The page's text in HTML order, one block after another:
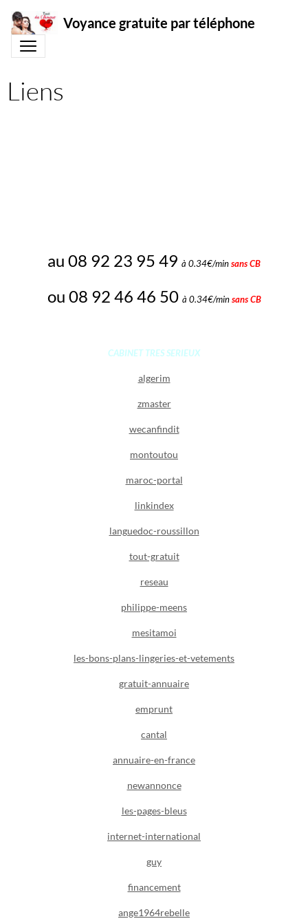
Voyance gratuite par téléphone
Liens
au 08 92 23 95 49 à 0.34€/minsans CB
ou 08 92 46 46 50 à 0.34€/minsans CB
CABINET TRES SERIEUX
algerim
zmaster
wecanfindit
montoutou
maroc-portal
linkindex
languedoc-roussillon
tout-gratuit
reseau
philippe-meens
mesitamoi
les-bons-plans-lingeries-et-vetements
gratuit-annuaire
emprunt
cantal
annuaire-en-france
newannonce
les-pages-bleus
internet-international
guy
financement
ange1964rebelle